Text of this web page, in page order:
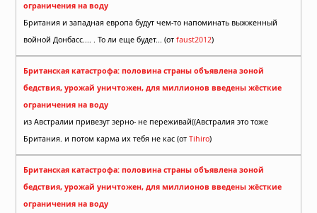
ограничения на воду
Британия и западная европа будут чем-то напоминать выжженный
войной Донбасс.... . То ли еще будет... (от faust2012)
Британская катастрофа: половина страны объявлена зоной
бедствия, урожай уничтожен, для миллионов введены жёсткие
ограничения на воду
из Австралии привезут зерно- не переживай((Австралия это тоже
Британия. и потом карма их тебя не кас (от Tihiro)
Британская катастрофа: половина страны объявлена зоной
бедствия, урожай уничтожен, для миллионов введены жёсткие
ограничения на воду